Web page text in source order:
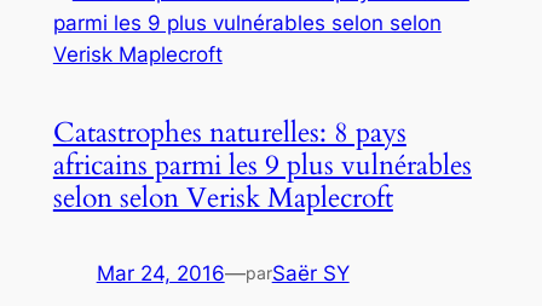
Catastrophes naturelles: 8 pays
africains parmi les 9 plus vulnérables
selon selon Verisk Maplecroft
Mar 24, 2016—parSaër SY